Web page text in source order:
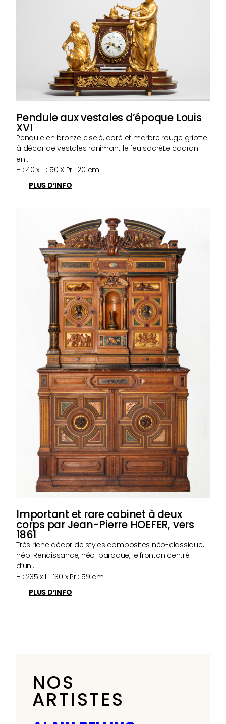
Pendule aux vestales d’époque Louis
XVI
Pendule en bronze ciselé, doré et marbre rouge griotte
à décor de vestales ranimant le feu sacréLe cadran
en…
H : 40 x L : 50 X Pr : 20 cm
PLUS D’INFO
Important et rare cabinet à deux
corps par Jean-Pierre HOEFER, vers
1861
Très riche décor de styles composites néo-classique,
néo-Renaissance, néo-baroque, le fronton centré
d’un…
H : 235 x L : 130 x Pr : 59 cm
PLUS D’INFO
NOS
ARTISTES